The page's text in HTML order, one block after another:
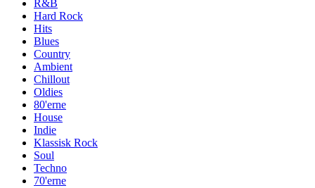
R&B
Hard Rock
Hits
Blues
Country
Ambient
Chillout
Oldies
80'erne
House
Indie
Klassisk Rock
Soul
Techno
70'erne